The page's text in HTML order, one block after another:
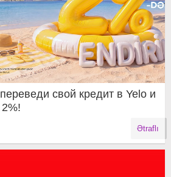
свой кредит в Yelo и
Ətraflı